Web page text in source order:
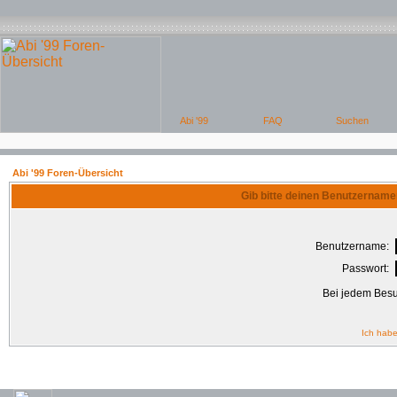
Abi '99 Foren-Übersicht
Gib bitte deinen
Benutzername:
Passwort:
Bei jedem
Ich